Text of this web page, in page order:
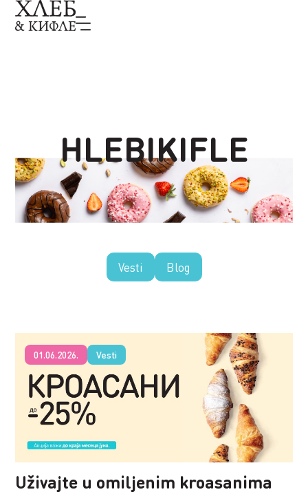
HLEBIKIFLE
Vesti Blog
01.06.2026. Vesti
Uživajte u omiljenim kroasanima